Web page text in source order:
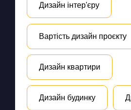
Дизайн інтер'єру
Вартість дизайн проєкту
Дизайн квартири
Дизайн будинку